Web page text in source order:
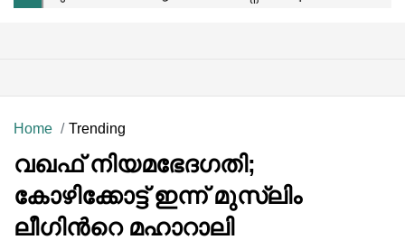
Home Trending
വഖഫ് നിയമഭേദഗതി;
കോഴിക്കോട്ട് ഇന്ന് മുസ്‌ലിം
ലീഗിന്‍റെ മഹാറാലി